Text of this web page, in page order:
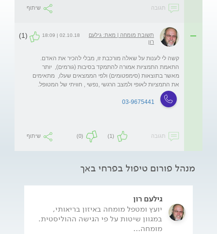
תגובה שיתוף
תשובת מומחה | מאת: גילעם
רון
02.10.18 | 18:09
(1)
קשה לי לענות על שאלה מורכבת זו, מבלי להכיר את האדם.
התאמת התמציות אמורה להתמקד בסיבות (גורמים),  יותר
מאשר בתוצאות (סימפטומים) ולפי הממצאים שעלו,  מתאימים
את התמציות לאופי ולמצב הרגשי ,נפשי , חוויתי של המטופל.
03-9675441
תגובה (1)
(0) שיתוף
מנהל פורום טיפול בפרחי באך
גילעם רון
יועץ ומטפל מומחה באיזון בריאותי,
במגוון שיטות על פי הגישה ההוליסטית.
מומחה...